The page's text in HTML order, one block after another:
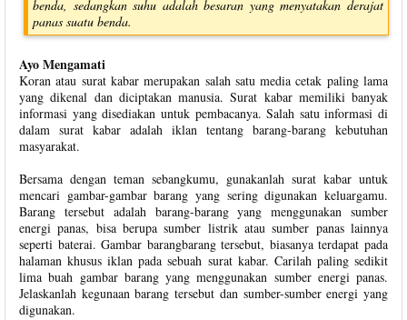
benda, sedangkan suhu adalah besaran yang menyatakan derajat
panas suatu benda.
Ayo Mengamati
Koran atau surat kabar merupakan salah satu media cetak paling lama
yang dikenal dan diciptakan manusia. Surat kabar memiliki banyak
informasi yang disediakan untuk pembacanya. Salah satu informasi di
dalam surat kabar adalah iklan tentang barang-barang kebutuhan
masyarakat.
Bersama dengan teman sebangkumu, gunakanlah surat kabar untuk
mencari gambar-gambar barang yang sering digunakan keluargamu.
Barang tersebut adalah barang-barang yang menggunakan sumber
energi panas, bisa berupa sumber listrik atau sumber panas lainnya
seperti baterai. Gambar barangbarang tersebut, biasanya terdapat pada
halaman khusus iklan pada sebuah surat kabar. Carilah paling sedikit
lima buah gambar barang yang menggunakan sumber energi panas.
Jelaskanlah kegunaan barang tersebut dan sumber-sumber energi yang
digunakan.